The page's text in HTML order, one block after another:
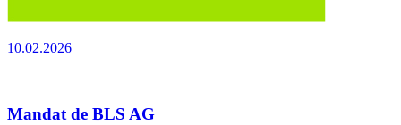
10.02.2026
Mandat de BLS AG